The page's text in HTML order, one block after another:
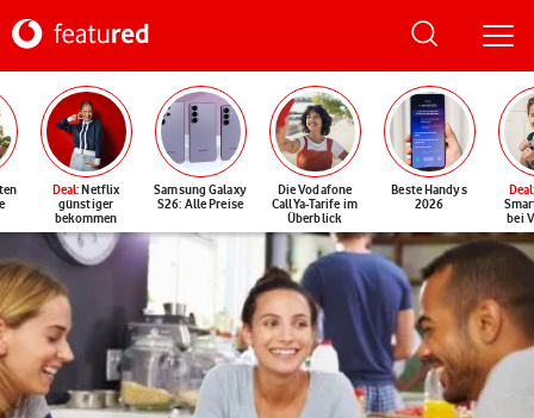
Deal: Netflix
günstiger
bekommen
Samsung Galaxy
S26: Alle Preise
Die Vodafone
CallYa-Tarife im
Überblick
Beste Handys
2026
Deal
bei